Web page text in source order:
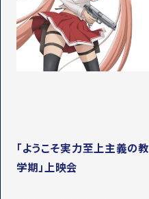
「ようこそ実力至上主義
学期」上映会